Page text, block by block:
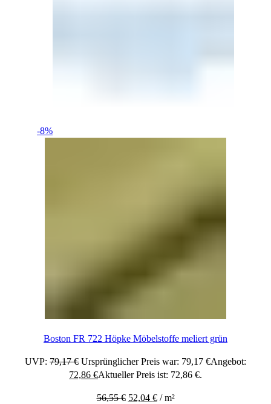
-8%
Boston FR 722 Höpke Möbelstoffe meliert grün
UVP: 79,17€ Ursprünglicher Preis war: 79,17 €Angebot:
72,86 €Aktueller Preis ist: 72,86 €.
56,55€ 52,04 €/m²